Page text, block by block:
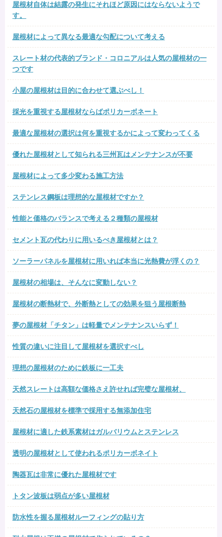
屋根材自体は結露の発生にそれほど原因にはならないようで
す。
屋根材によって異なる最適な勾配について考える
スレート材の代表的ブランド・コロニアルは人気の屋根材の一
つです
小屋の屋根材は目的に合わせて選ぶべし！
採光を重視する屋根材ならばポリカーボネート
最適な屋根材の選択は何を重視するかによって変わってくる
優れた屋根材として知られる三州瓦はメンテナンスが不要
屋根材によって多少変わる施工方法
ステンレス鋼板は理想的な屋根材ですか？
性能と価格のバランスで考える２種類の屋根材
セメント瓦の代わりに用いるべき屋根材とは？
ソーラーパネルを屋根材に用いれば本当に光熱費が浮くの？
屋根材の相場は、そんなに変動しない？
屋根材の断熱材で、外断熱としての効果を狙う屋根断熱
夢の屋根材「チタン」は軽量でメンテナンスいらず！
性質の違いに注目して屋根材を選択すべし
理想の屋根材のために鉄板に一工夫
天然スレートは高額な価格さえ許せれば完璧な屋根材、
天然石の屋根材を標準で採用する無添加住宅
屋根材に適した鉄系素材はガルバリウムとステンレス
透明の屋根材として使われるポリカーボネイト
陶器瓦は非常に優れた屋根材です
トタン波板は弱点が多い屋根材
防水性を握る屋根材ルーフィングの貼り方